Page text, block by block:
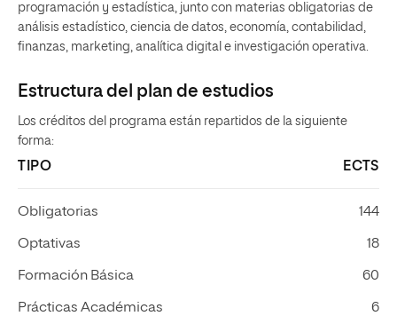
programación y estadística, junto con materias obligatorias de
análisis estadístico, ciencia de datos, economía, contabilidad,
finanzas, marketing, analítica digital e investigación operativa.
Estructura del plan de estudios
Los créditos del programa están repartidos de la siguiente
forma:
TIPO ECTS
Obligatorias 144
Optativas 18
Formación Básica 60
Prácticas Académicas
6